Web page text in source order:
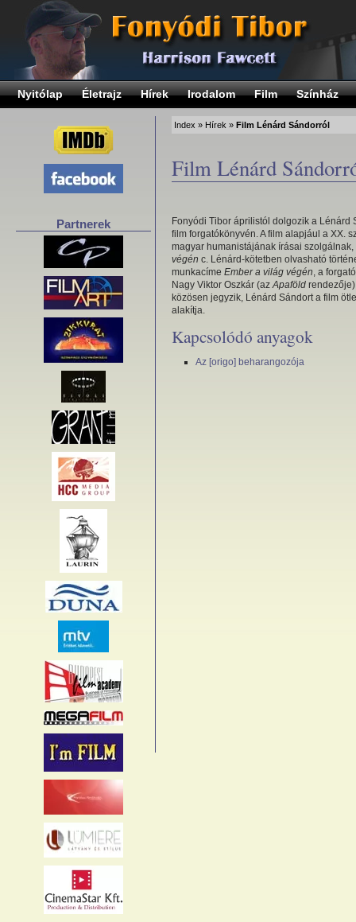
Nyitólap Életrajz Hírek Irodalom Film Színház
Partnerek
Index » Hírek » Film Lénárd Sándorról
Film Lénárd
Fonyódi Tibor áprilistól dolgozik a Lénárd
film forgatókönyvén. A film alapjául a XX.
magyar humanistájának írásai
végén c. Lénárd-kötetben olvasható
munkacíme Ember a világ végén, a
Nagy Viktor Oszkár (azApaföld
közösen jegyzik, Lénárd Sándort a film
alakítja.
Kapcsolódó anyagok
Az [origo] beharangozója